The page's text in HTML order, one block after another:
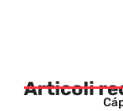
Articoli